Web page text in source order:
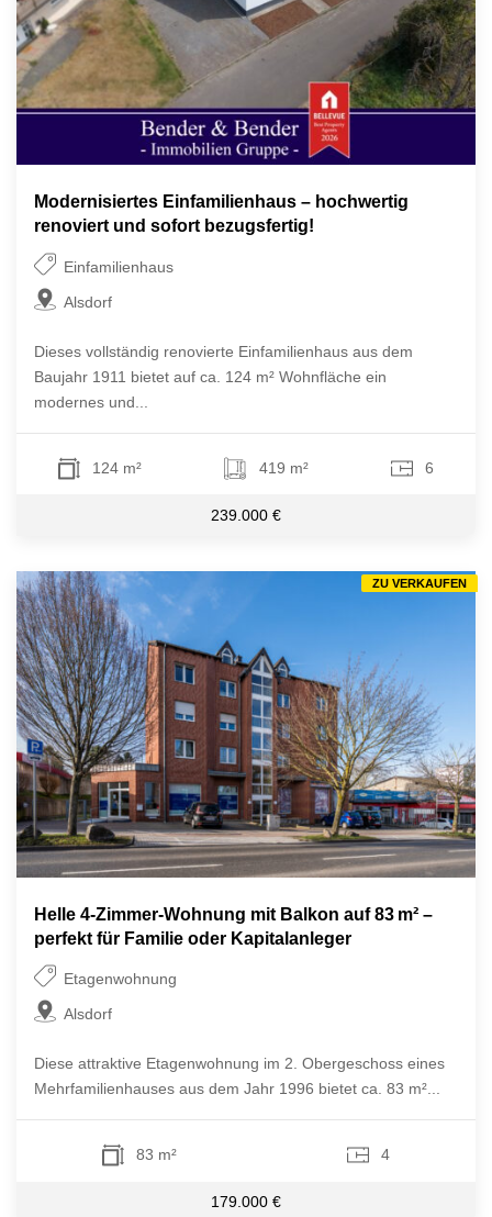
Modernisiertes Einfamilienhaus – hochwertig
renoviert und sofort bezugsfertig!
Einfamilienhaus
Alsdorf
Dieses vollständig renovierte Einfamilienhaus aus dem
Baujahr 1911 bietet auf ca. 124 m² Wohnfläche ein
modernes und...
124 m² 419 m² 6
239.000 €
Helle 4-Zimmer-Wohnung mit Balkon auf 83 m² –
perfekt für Familie oder Kapitalanleger
Etagenwohnung
Alsdorf
Diese attraktive Etagenwohnung im 2. Obergeschoss eines
Mehrfamilienhauses aus dem Jahr 1996 bietet ca. 83 m²...
83 m² 4
179.000 €
ZU VERKAUFEN